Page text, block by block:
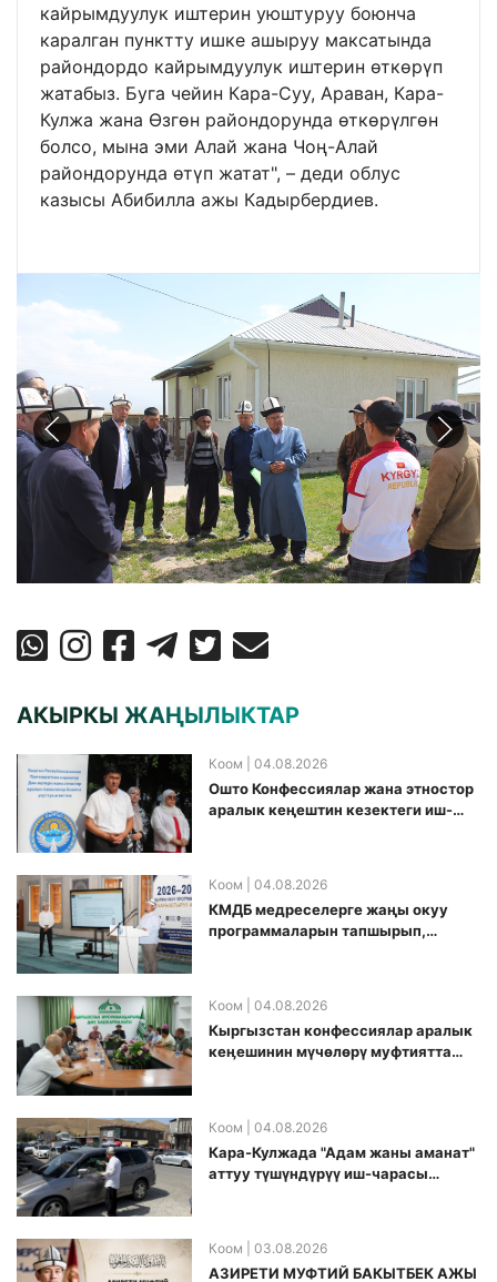
кайрымдуулук иштерин уюштуруу боюнча
каралган пунктту ишке ашыруу максатында
райондордо кайрымдуулук иштерин өткөрүп
жатабыз. Буга чейин Кара-Суу, Араван, Кара-
Кулжа жана Өзгөн райондорунда өткөрүлгөн
болсо, мына эми Алай жана Чоң-Алай
райондорунда өтүп жатат", – деди облус
казысы Абибилла ажы Кадырбердиев.
АКЫРКЫ ЖАҢЫЛЫКТАР
Коом | 04.08.2026
Ошто Конфессиялар жана этностор
аралык кеңештин кезектеги иш-
Коом | 04.08.2026
КМДБ медреселерге жаңы окуу
программаларын тапшырып,
Коом | 04.08.2026
Кыргызстан конфессиялар аралык
кеӊешинин мүчөлөрү муфтиятта
Коом | 04.08.2026
Кара-Кулжада "Адам жаны аманат"
аттуу түшүндүрүү иш-чарасы
Коом | 03.08.2026
АЗИРЕТИ МУФТИЙ БАКЫТБЕК АЖЫ